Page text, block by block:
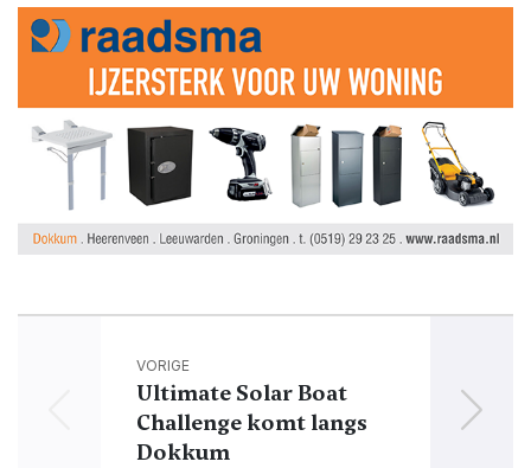
VORIGE
Ultimate Solar Boat
Challenge komt langs
Dokkum